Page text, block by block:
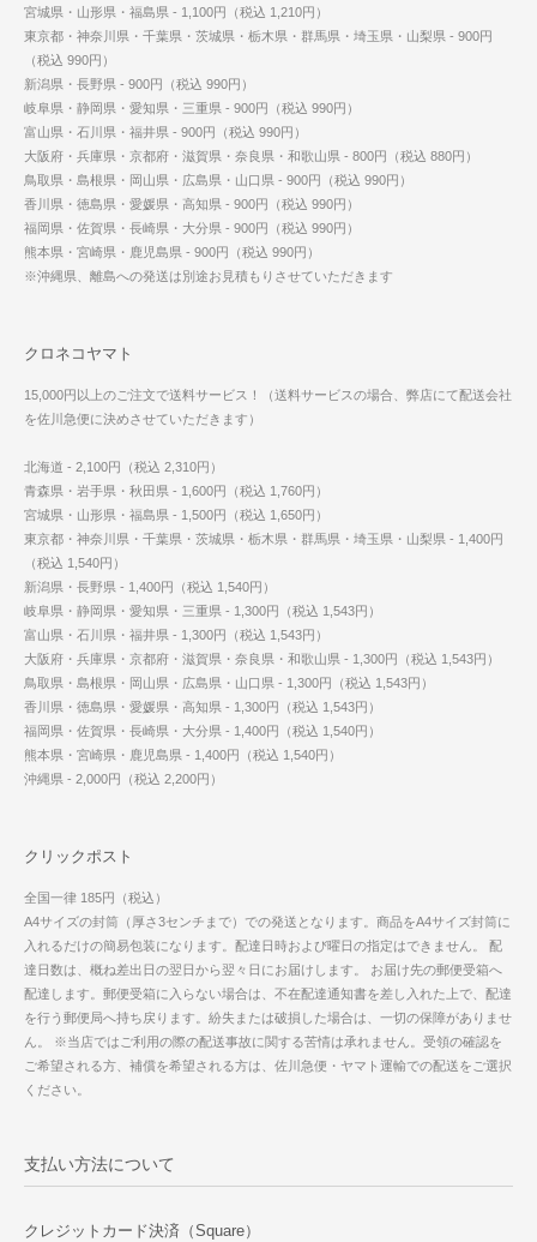
宮城県・山形県・福島県 - 1,100円（税込 1,210円）
東京都・神奈川県・千葉県・茨城県・栃木県・群馬県・埼玉県・山梨県 - 900円
（税込 990円）
新潟県・長野県 - 900円（税込 990円）
岐阜県・静岡県・愛知県・三重県 - 900円（税込 990円）
富山県・石川県・福井県 - 900円（税込 990円）
大阪府・兵庫県・京都府・滋賀県・奈良県・和歌山県 - 800円（税込 880円）
鳥取県・島根県・岡山県・広島県・山口県 - 900円（税込 990円）
香川県・徳島県・愛媛県・高知県 - 900円（税込 990円）
福岡県・佐賀県・長崎県・大分県 - 900円（税込 990円）
熊本県・宮崎県・鹿児島県 - 900円（税込 990円）
※沖縄県、離島への発送は別途お見積もりさせていただきます
クロネコヤマト
15,000円以上のご注文で送料サービス！（送料サービスの場合、弊店にて配送会社
を佐川急便に決めさせていただきます）
北海道 - 2,100円（税込 2,310円）
青森県・岩手県・秋田県 - 1,600円（税込 1,760円）
宮城県・山形県・福島県 - 1,500円（税込 1,650円）
東京都・神奈川県・千葉県・茨城県・栃木県・群馬県・埼玉県・山梨県 - 1,400円
（税込 1,540円）
新潟県・長野県 - 1,400円（税込 1,540円）
岐阜県・静岡県・愛知県・三重県 - 1,300円（税込 1,543円）
富山県・石川県・福井県 - 1,300円（税込 1,543円）
大阪府・兵庫県・京都府・滋賀県・奈良県・和歌山県 - 1,300円（税込 1,543円）
鳥取県・島根県・岡山県・広島県・山口県 - 1,300円（税込 1,543円）
香川県・徳島県・愛媛県・高知県 - 1,300円（税込 1,543円）
福岡県・佐賀県・長崎県・大分県 - 1,400円（税込 1,540円）
熊本県・宮崎県・鹿児島県 - 1,400円（税込 1,540円）
沖縄県 - 2,000円（税込 2,200円）
クリックポスト
全国一律 185円（税込）
A4サイズの封筒（厚さ3センチまで）での発送となります。商品をA4サイズ封筒に
入れるだけの簡易包装になります。配達日時および曜日の指定はできません。 配
達日数は、概ね差出日の翌日から翌々日にお届けします。 お届け先の郵便受箱へ
配達します。郵便受箱に入らない場合は、不在配達通知書を差し入れた上で、配達
を行う郵便局へ持ち戻ります。紛失または破損した場合は、一切の保障がありませ
ん。 ※当店ではご利用の際の配送事故に関する苦情は承れません。受領の確認を
ご希望される方、補償を希望される方は、佐川急便・ヤマト運輸での配送をご選択
ください。
支払い方法について
クレジットカード決済（Square）